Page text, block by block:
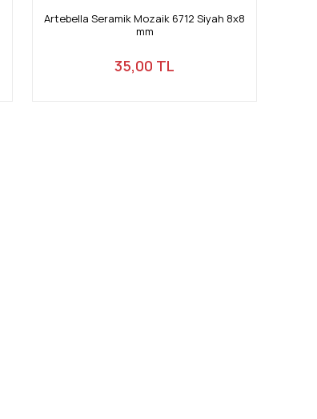
Artebella Seramik Mozaik 6712 Siyah 8x8
mm
35,00 TL